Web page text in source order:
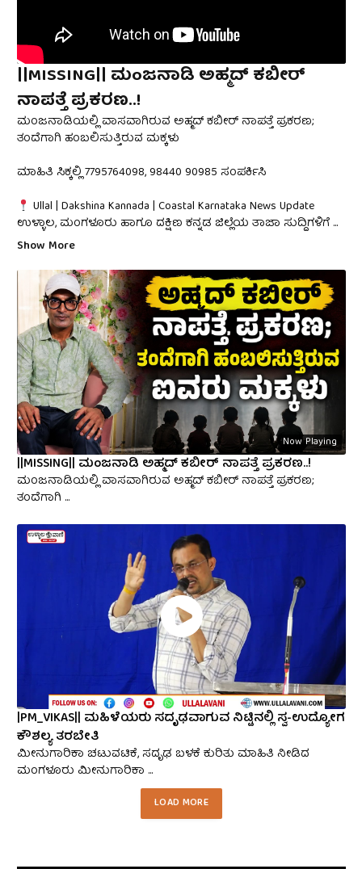
||MISSING|| ಮoಜನಾಡಿ ಅಹ್ಮದ್ ಕಬೀರ್
ನಾಪತ್ತೆ ಪ್ರಕರಣ..!
ಮಂಜನಾಡಿಯಲ್ಲಿ ವಾಸವಾಗಿರುವ ಅಹ್ಮದ್ ಕಬೀರ್ ನಾಪತ್ತೆ ಪ್ರಕರಣ;
ತಂದೆಗಾಗಿ ಹಂಬಲಿಸುತ್ತಿರುವ ಮಕ್ಕಳು
ಮಾಹಿತಿ ಸಿಕ್ಕಲ್ಲಿ 7795764098, 98440 90985 ಸಂಪರ್ಕಿಸಿ
Ullal | Dakshina Kannada | Coastal Karnataka News Update
ಉಳ್ಳಾಲ, ಮಂಗಳೂರು ಹಾಗೂ ದಕ್ಷಿಣ ಕನ್ನಡ ಜಿಲ್ಲೆಯ ತಾಜಾ ಸುದ್ದಿಗಳಿಗೆ ...
Show More
Now Playing
||MISSING|| ಮoಜನಾಡಿ ಅಹ್ಮದ್ ಕಬೀರ್ ನಾಪತ್ತೆ ಪ್ರಕರಣ..!
ಮಂಜನಾಡಿಯಲ್ಲಿ ವಾಸವಾಗಿರುವ ಅಹ್ಮದ್ ಕಬೀರ್ ನಾಪತ್ತೆ ಪ್ರಕರಣ;
ತಂದೆಗಾಗಿ ...
|PM_VIKAS|| ಮಹಿಳೆಯರು ಸದೃಢವಾಗುವ ನಿಟ್ಟಿನಲ್ಲಿ ಸ್ವ-ಉದ್ಯೋಗ
ಕೌಶಲ್ಯ ತರಬೇತಿ
ಮೀನುಗಾರಿಕಾ ಚಟುವಟಿಕೆ, ಸದೃಢ ಬಳಕೆ ಕುರಿತು ಮಾಹಿತಿ ನೀಡಿದ
ಮಂಗಳೂರು ಮೀನುಗಾರಿಕಾ ...
LOAD MORE